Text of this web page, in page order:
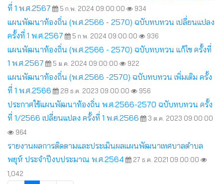
ที่ 1 พ.ศ.2567
5 ก.พ. 2024 09:00:00 934
แผนพัฒนาท้องถิ่น (พ.ศ.2566 - 2570) ฉบับทบทวน เปลี่ยนแปลง
ครั้งที่ 1 พ.ศ.2567
5 ก.พ. 2024 09:00:00 936
แผนพัฒนาท้องถิ่น (พ.ศ.2566 - 2570) ฉบับทบทวน แก้ไข ครั้งที่
1 พ.ศ.2567
5 ม.ค. 2024 09:00:00 922
แผนพัฒนาท้องถิ่น (พ.ศ.2566 -2570) ฉบับทบทวน เพิ่มเติม ครั้ง
ที่ 1 พ.ศ.2566
28 ธ.ค. 2023 09:00:00 956
ประกาศใช้แผนพัฒนาท้องถิ่น พ.ศ.2566-2570 ฉบับทบทวน ครั้ง
ที่ 1/2566 เปลี่ยนแปลง ครั้งที่ 1 พ.ศ.2566
3 ต.ค. 2023 09:00:00
964
รายงานผลการติดตามและประเมินผลแผนพัฒนาเทศบาลตำบล
พยุห์ ประจำปีงบประมาณ พ.ศ.2564
27 ธ.ค. 2021 09:00:00
1,042